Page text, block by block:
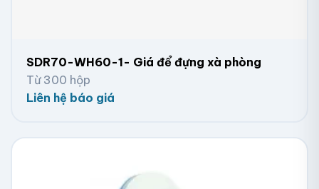
SDR70-WH60-1- Giá để đựng xà phòng
Từ 300 hộp
Liên hệ báo giá